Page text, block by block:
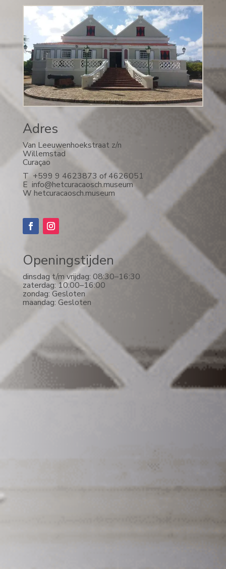
Adres
Van Leeuwenhoekstraat z/n
Willemstad
Curaçao
T +599 9 4623873 of 4626051
E info@hetcuracaosch.museum
W hetcuracaosch.museum
Openingstijden
dinsdag t/m vrijdag: 08:30–16:30
zaterdag: 10:00–16:00
zondag: Gesloten
maandag: Gesloten